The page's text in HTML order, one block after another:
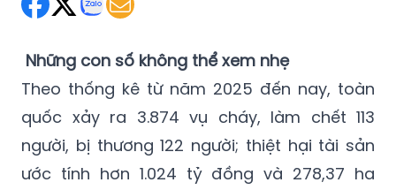
Những con số không thể xem nhẹ
Theo thống kê từ năm 2025 đến nay, toàn
quốc xảy ra 3.874 vụ cháy, làm chết 113
người, bị thương 122 người; thiệt hại tài sản
ước tính hơn 1.024 tỷ đồng và 278,37 ha